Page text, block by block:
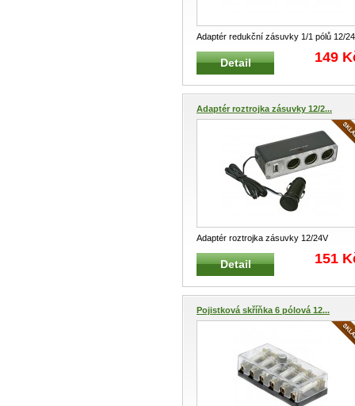
Adaptér redukční zásuvky 1/1 pólů 12/
PVC s kloubem Adaptér pro el
...
Detail 149
Adaptér roztrojka zásuvky 12/2...
Adaptér roztrojka zásuvky 12/24V
zapalovače CARCOMMERCE 61495 Ada
...
Detail 151
Pojistková skříňka 6 pólová 12...